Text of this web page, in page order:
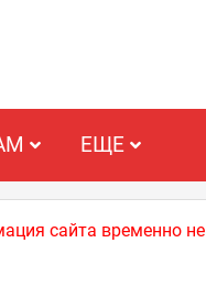
ЕЩЕ
сайта временно не